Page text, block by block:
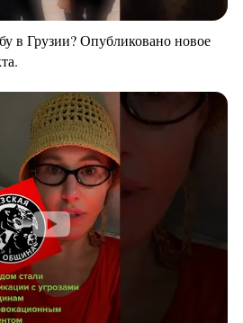
в Грузии? Опубликовано новое